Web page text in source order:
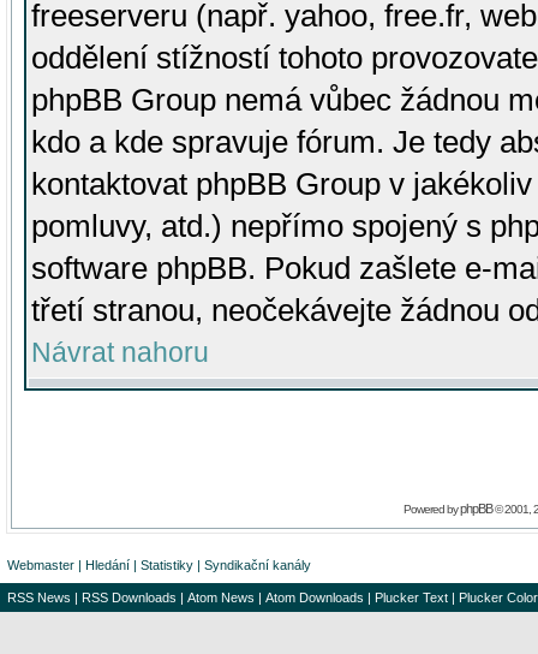
freeserveru (např. yahoo, free.fr,
oddělení stížností tohoto
phpBB Group nemá vůbec žádnou
kdo a kde spravuje fórum. Je tedy
kontaktovat phpBB Group v
pomluvy, atd.) nepřímo spojený s
software phpBB. Pokud zašlete e-
třetí stranou, neočekávejte žádnou
Návrat nahoru
Powered byphpBB© 2001,
Webmaster | Hledání | Statistiky | Syndikační kanály
RSS News | RSS Downloads | Atom News | Atom Downloads | Plucker Text | Plucker Color